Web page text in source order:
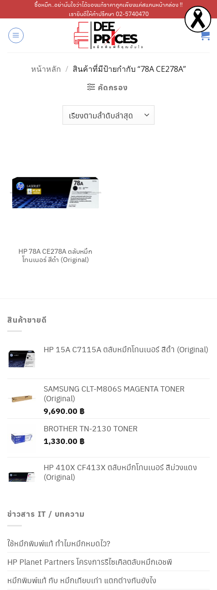
ไป
เนื้อหา
ซื้อหมึก..อย่ามั่นใจว่าได้ของแท้ราคาถูกเพียงแค่สแกนหน้ากล่อง !!
เรายินดีให้คำปรึกษา 02-5740470
หน้าหลัก / สินค้าที่มีป้ายกำกับ “78A CE278A”
คัดกรอง
HP 78A CE278A ตลับหมึก
โทนเนอร์ สีดำ (Original)
สินค้าขายดี
HP 15A C7115A ตลับหมึกโทนเนอร์ สีดำ (Original)
SAMSUNG CLT-M806S MAGENTA TONER
(Original)
9,690.00 ฿
BROTHER TN-2130 TONER
1,330.00 ฿
HP 410X CF413X ตลับหมึกโทนเนอร์ สีม่วงแดง
(Original)
ข่าวสาร IT / บทความ
ใช้หมึกพิมพ์แท้ ทำไมหมึกหมดไว?
HP Planet Partners โครงการรีไซเคิลตลับหมึกเอชพี
หมึกพิมพ์แท้ กับ หมึกเทียบเท่า แตกต่างกันยังไง